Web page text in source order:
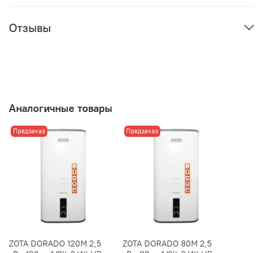
Отзывы
Аналогичные товары
Предзаказ
ZOTA DORADO 120M 2,5
Предзаказ
ZOTA DORADO 80M 2,5